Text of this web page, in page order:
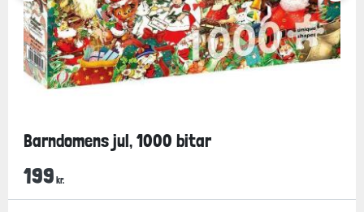
Barndomens jul, 1000 bitar
199 kr.